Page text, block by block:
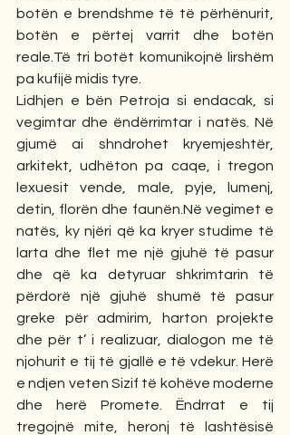
botën e brendshme të të përhënurit,
botën e përtej varrit dhe botën
reale.Të tri botët komunikojnë lirshëm
pa kufijë midis tyre.
Lidhjen e bën Petroja si endacak, si
vegimtar dhe ëndërrimtar i natës. Në
gjumë ai shndrohet kryemjeshtër,
arkitekt, udhëton pa caqe, i tregon
lexuesit vende, male, pyje, lumenj,
detin, florën dhe faunën.Në vegimet e
natës, ky njëri që ka kryer studime të
larta dhe flet me një gjuhë të pasur
dhe që ka detyruar shkrimtarin të
përdorë një gjuhë shumë të pasur
greke për admirim, harton projekte
dhe për t’ i realizuar, dialogon me të
njohurit e tij të gjallë e të vdekur. Herë
e ndjen veten Sizif të kohëve moderne
dhe herë Promete. Ëndrrat e tij
tregojnë mite, heronj të lashtësisë